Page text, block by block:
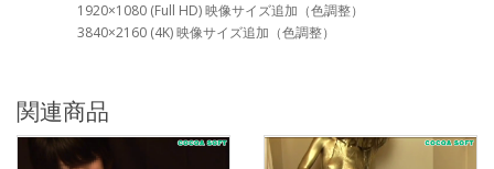
1920×1080 (Full HD) 映像サイズ追加（色調整）
3840×2160 (4K) 映像サイズ追加（色調整）
関連商品